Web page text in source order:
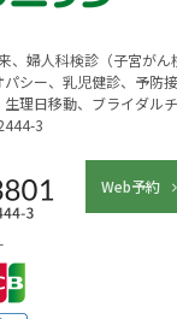
、婦人科検診（子宮がん
シー、乳児健診、予防
理日移動、ブライダル
3
Web予約